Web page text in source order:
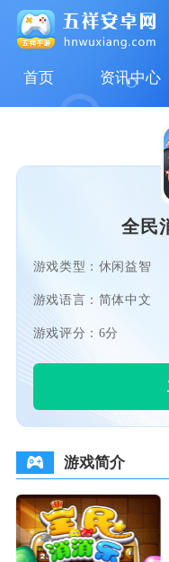
首页 资讯中心
全民
游戏类型：休闲益智
游戏语言：简体中文
游戏评分：6分
游戏简介